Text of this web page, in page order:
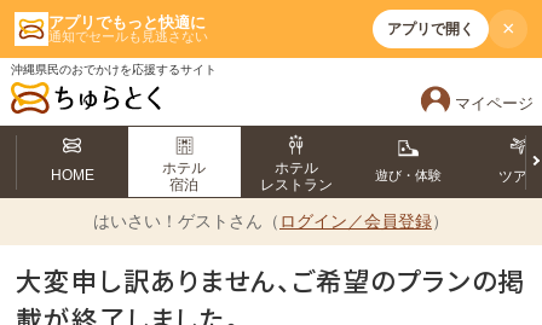
アプリでもっと快適に
通知でセールも見逃さない アプリで開く ×
沖縄県民のおでかけを応援するサイト
マイページ
HOME
ホテル
宿泊
ホテル
レストラン
遊び・体験 ツアー
はいさい！ ゲストさん（ ログイン／会員登録）
大変申し訳ありません、ご希望のプランの掲